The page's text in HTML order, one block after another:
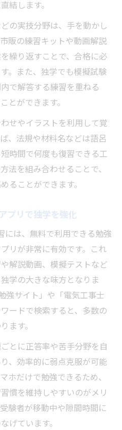
結します。
の実技分野は、手を動かし
販の練習キットや動画解説
繰り返すことで、合格に必
。また、独学でも模擬試験
で解答する練習を重ねる
とができます。
せやイラストを利用して覚
、法規や材料名などは語呂
時間で何度も復習できる工
法を組み合わせることで、
ることができます。
プリで独学を強化
には、無料で利用できる勉強
リが非常に有効です。これ
解説動画、模擬テストなど
学の大きな味方となりま
強サイト」や「電気工事士
ードで検索すると、多数の
ます。
とに正答率や苦手分野を自
、効率的に弱点克服が可能
ホだけで勉強できるため、
慣を維持しやすいのがメリ
験者が移動中や隙間時間に
げています。